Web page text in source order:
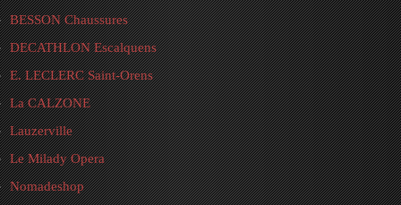
BESSON Chaussures
DECATHLON Escalquens
E. LECLERC Saint-Orens
La CALZONE
Lauzerville
Le Milady Opera
Nomadeshop